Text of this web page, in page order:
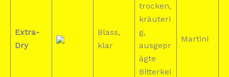
Extra-
Dry
Blass,
klar
trocken,
kräuteri
g,
ausgepr
ägte
Bitterkei
Martini